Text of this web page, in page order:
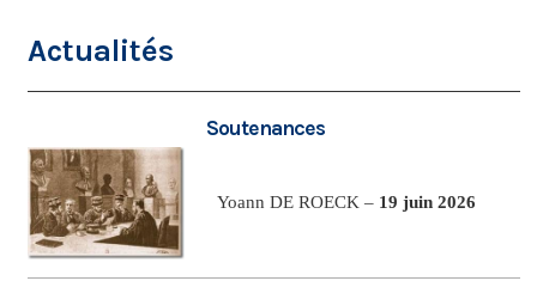
Actualités
Soutenances
Yoann DE ROECK – 19 juin 2026